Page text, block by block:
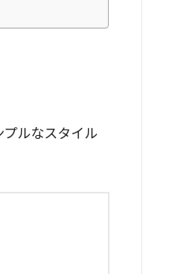
ルなスタイル